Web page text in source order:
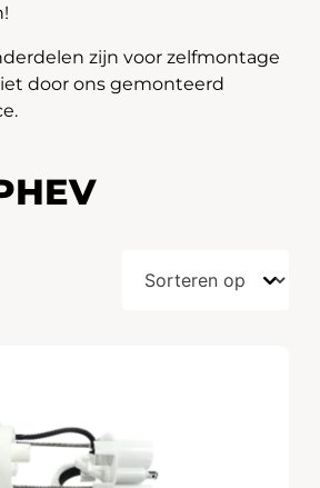
zijn voor zelfmontage
door ons gemonteerd